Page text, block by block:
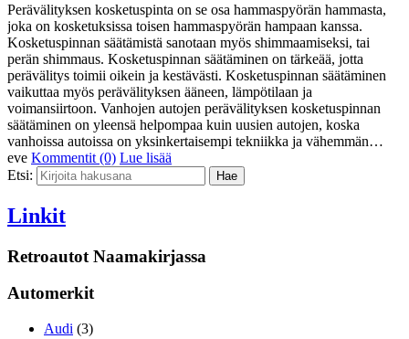
Perävälityksen kosketuspinta on se osa hammaspyörän hammasta,
joka on kosketuksissa toisen hammaspyörän hampaan kanssa.
Kosketuspinnan säätämistä sanotaan myös shimmaamiseksi, tai
perän shimmaus. Kosketuspinnan säätäminen on tärkeää, jotta
perävälitys toimii oikein ja kestävästi. Kosketuspinnan säätäminen
vaikuttaa myös perävälityksen ääneen, lämpötilaan ja
voimansiirtoon. Vanhojen autojen perävälityksen kosketuspinnan
säätäminen on yleensä helpompaa kuin uusien autojen, koska
vanhoissa autoissa on yksinkertaisempi tekniikka ja vähemmän…
eve Kommentit (0) Lue lisää
Etsi:
Linkit
Retroautot Naamakirjassa
Automerkit
Audi (3)